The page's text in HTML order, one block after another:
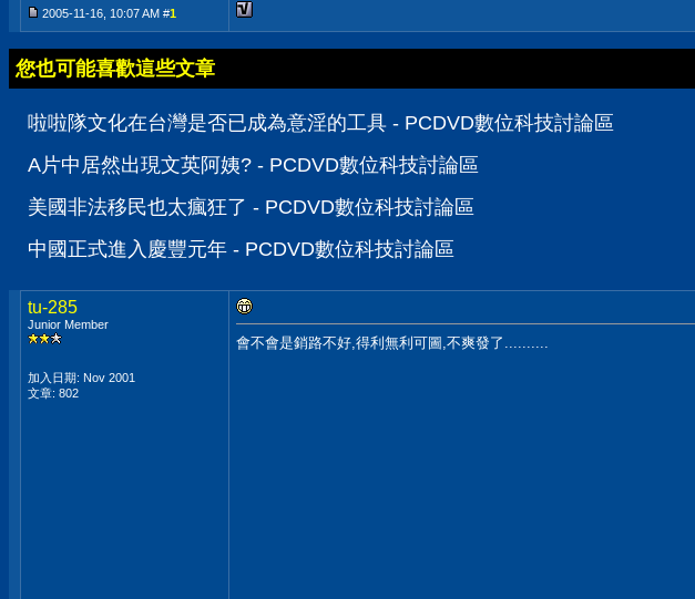
2005-11-16, 10:07 AM #1
您也可能喜歡這些文章
啦啦隊文化在台灣是否已成為意淫的工具 - PCDVD數位科技討論區
A片中居然出現文英阿姨? - PCDVD數位科技討論區
美國非法移民也太瘋狂了 - PCDVD數位科技討論區
中國正式進入慶豐元年 - PCDVD數位科技討論區
tu-285
Junior Member
加入日期: Nov 2001
文章: 802
會不會是銷路不好,得利無利可圖,不爽發了..........